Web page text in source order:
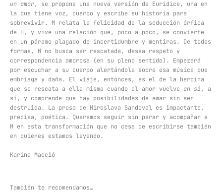
un amor, se propone una nueva versión de Eurídice, una en
la que tiene voz, cuerpo y escribe su historia para
sobrevivir. M relata la felicidad de la seducción órfica
de H, y vive una relación que, poco a poco, se convierte
en un páramo plagado de incertidumbre y mentiras. De todas
formas, M no busca ser rescatada, desea respeto y
correspondencia amorosa (en su pleno sentido). Empezará
por escuchar a su cuerpo alertándola sobre esa música que
embriaga y daña. El viaje, entonces, es el de la heroína
que se rescata a ella misma cuando el amor vuelve en sí, a
sí, y comprende que hay posibilidades de amar sin ser
destruida. La prosa de Miroslava Sandoval es impactante,
precisa, poética. Queremos seguir sin parar y acompañar a
M en esta transformación que no cesa de escribirse también
en quienes estamos leyendo.
Karina Macció
También te recomendamos…